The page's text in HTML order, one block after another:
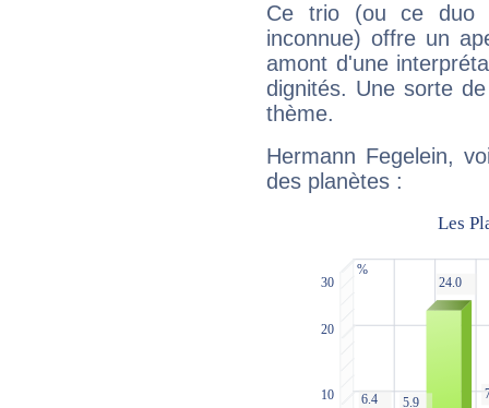
Ce trio (ou ce duo
inconnue) offre un
amont d'une
dignités. Une sorte
thème.
Hermann Fegelein,
des planètes :